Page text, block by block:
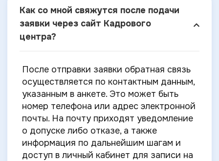
Как со мной свяжутся после подачи
заявки через сайт Кадрового
центра?
После отправки заявки обратная связь
осуществляется по контактным данным,
указанным в анкете. Это может быть
номер телефона или адрес электронной
почты. На почту приходят уведомление
о допуске либо отказе, а также
информация по дальнейшим шагам и
доступ в личный кабинет для записи на